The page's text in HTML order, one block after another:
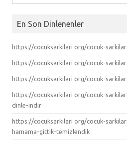
En Son Dinlenenler
https://cocuksarkilari org/cocuk-
https://cocuksarkilari org/cocuk-
https://cocuksarkilari org/cocuk-
https://cocuksarkilari org/cocuk-
dinle-indir
https://cocuksarkilari org/cocuk-
hamama-gittik-temizlendik